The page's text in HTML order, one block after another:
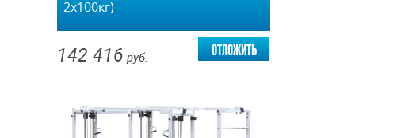
2х100кг)
142 416 руб. отложить